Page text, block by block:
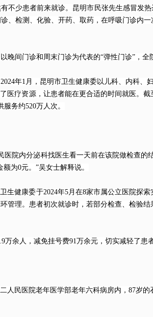
少患者前来就诊。昆明市民张先生感冒发
、检测、化验、开药、取药，在呼吸门诊内
间门诊和周末门诊为代表的“弹性门诊”，全
年1月，昆明市卫生健康委以儿科、内科、
医疗资源，让患者能在更合适的时间就医。
务约520万人次。
内分泌科找医生看一天前在该院做检查的
为0元。”吴女士解释说。
健康委于2024年5月在8家市属公立医院探索
管理。患者初次就诊时，若部分检查、检验
余人，减免挂号费91万余元，切实减轻了患者
人民医院老年医学部老年六科病房内，87岁